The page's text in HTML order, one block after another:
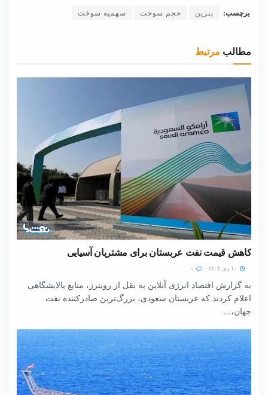
برچسب: بنزین حجم سوخت سهمیه سوخت
مطالب مرتبط
کاهش قیمت نفت عربستان برای مشتریان آسیایی
به گزارش اقتصاد انرژی آنلاین به نقل از رویترز، منابع پالایشگاهی
اعلام کردند که عربستان سعودی، بزرگ‌ترین صادرکننده نفت
جهان،...